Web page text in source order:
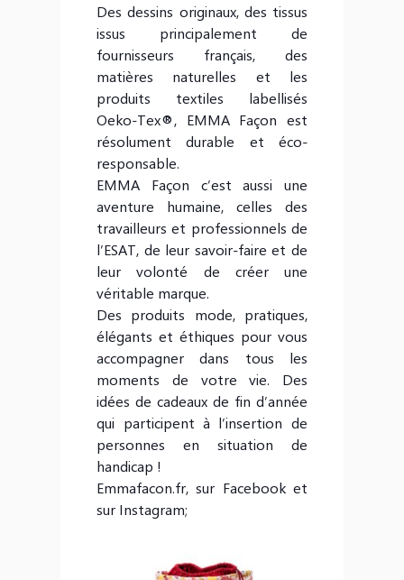
Des dessins originaux, des tissus
issus principalement de
fournisseurs français, des
matières naturelles et les
produits textiles labellisés
Oeko-Tex®, EMMA Façon est
résolument durable et éco-
responsable.
EMMA Façon c’est aussi une
aventure humaine, celles des
travailleurs et professionnels de
l’ESAT, de leur savoir-faire et de
leur volonté de créer une
véritable marque.
Des produits mode, pratiques,
élégants et éthiques pour vous
accompagner dans tous les
moments de votre vie. Des
idées de cadeaux de fin d’année
qui participent à l’insertion de
personnes en situation de
handicap !
Emmafacon.fr, sur Facebook et
sur Instagram;